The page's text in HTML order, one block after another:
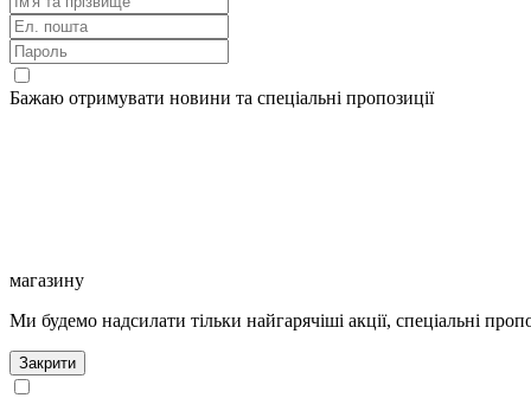
Бажаю отримувати новини та спеціальні пропозиції
магазину
Ми будемо надсилати тільки найгарячіші акції, спеціальні
Закрити